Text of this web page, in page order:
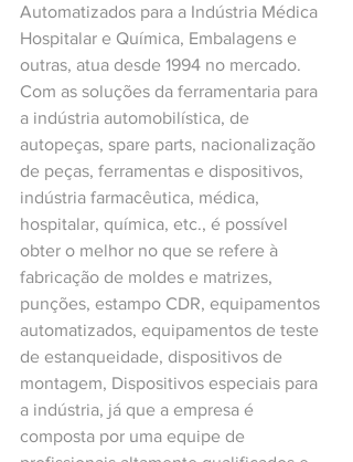
Automatizados para a Indústria Médica
Hospitalar e Química, Embalagens e
outras, atua desde 1994 no mercado.
Com as soluções da ferramentaria para
a indústria automobilística, de
autopeças, spare parts, nacionalização
de peças, ferramentas e dispositivos,
indústria farmacêutica, médica,
hospitalar, química, etc., é possível
obter o melhor no que se refere à
fabricação de moldes e matrizes,
punções, estampo CDR, equipamentos
automatizados, equipamentos de teste
de estanqueidade, dispositivos de
montagem, Dispositivos especiais para
a indústria, já que a empresa é
composta por uma equipe de